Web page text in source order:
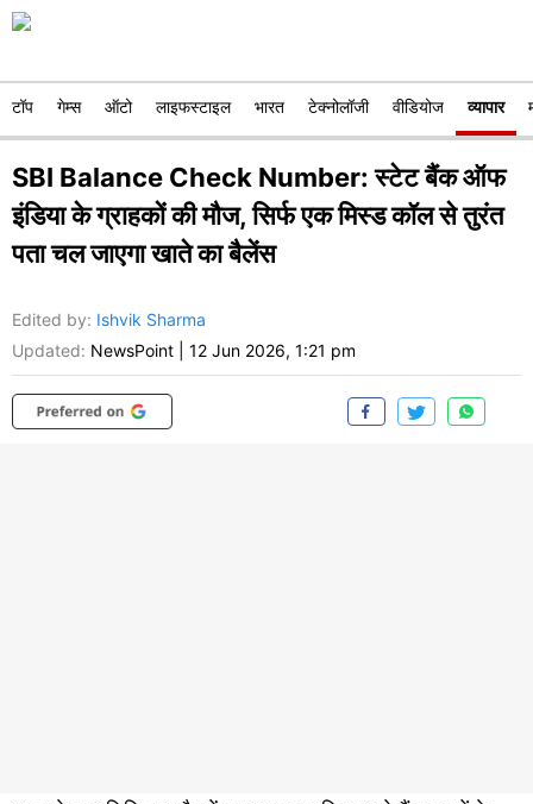
टॉप गेम्स ऑटो लाइफस्टाइल भारत टेक्नोलॉजी वीडियोज व्यापार
SBI Balance Check Number: स्टेट बैंक ऑफ
इंडिया के ग्राहकों की मौज, सिर्फ एक मिस्ड कॉल से तुरंत
पता चल जाएगा खाते का बैलेंस
Edited by: Ishvik Sharma
Updated: NewsPoint 12 Jun 2026, 1:21 pm